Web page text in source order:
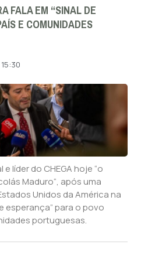
FALA EM “SINAL DE
E COMUNIDADES
15:30
líder do CHEGA hoje “o
Maduro“, após uma
Unidos da América na
esperança” para o povo
portuguesas.